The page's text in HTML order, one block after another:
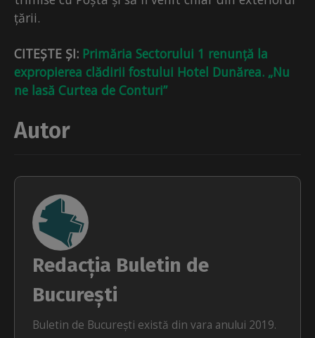
țării.
CITEȘTE ȘI: Primăria Sectorului 1 renunță la
expropierea clădirii fostului Hotel Dunărea. „Nu
ne lasă Curtea de Conturi”
Autor
Redacția Buletin de
București
Buletin de București există din vara anului 2019.